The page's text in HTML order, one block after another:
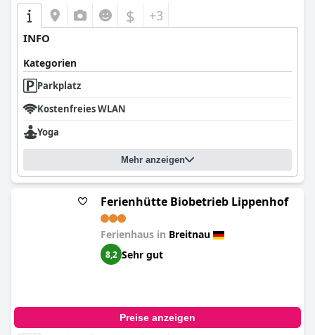
$ +3
INFO
Kategorien
Parkplatz
Kostenfreies WLAN
Yoga
Mehr anzeigen
Ferienhütte Biobetrieb Lippenhof
Ferienhaus in Breitnau
8,2 Sehr gut
Preise anzeigen